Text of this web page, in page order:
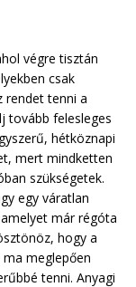
végre tisztán
csak
rendet tenni a
tovább felesleges
hétköznapi
mert mindketten
szükségetek.
egy váratlan
már régóta
hogy a
meglepően
tenni. Anyagi